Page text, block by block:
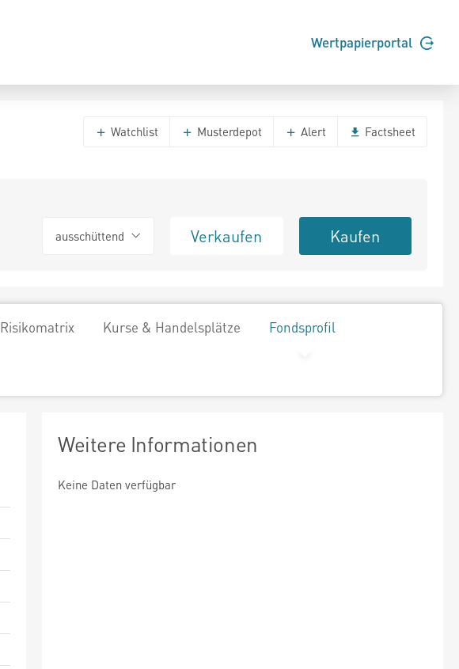
Wertpapierportal
Watchlist Musterdepot Alert Factsheet
ausschüttend Verkaufen Kaufen
Risikomatrix Kurse & Handelsplätze Fondsprofil
Weitere Informationen
Keine Daten verfügbar